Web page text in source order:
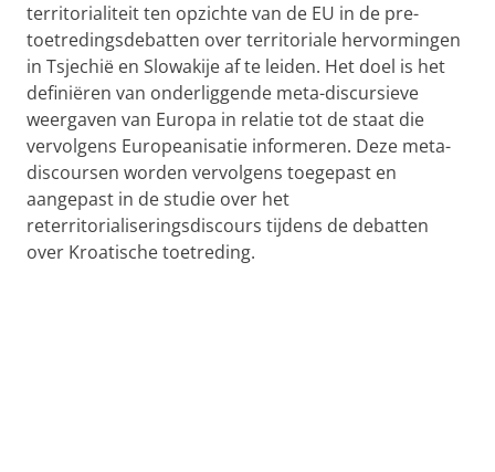
territorialiteit ten opzichte van de EU in de pre-
toetredingsdebatten over territoriale hervormingen
in Tsjechië en Slowakije af te leiden. Het doel is het
definiëren van onderliggende meta-discursieve
weergaven van Europa in relatie tot de staat die
vervolgens Europeanisatie informeren. Deze meta-
discoursen worden vervolgens toegepast en
aangepast in de studie over het
reterritorialiseringsdiscours tijdens de debatten
over Kroatische toetreding.